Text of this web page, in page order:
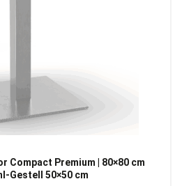
Compact Premium | 80×80 cm
Gestell 50×50 cm